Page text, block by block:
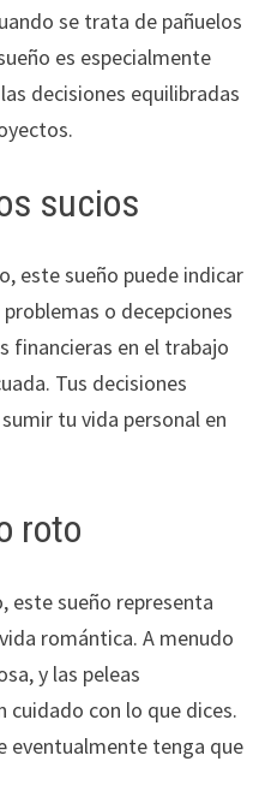
se trata de pañuelos
es especialmente
decisiones equilibradas
sucios
este sueño puede indicar
o decepciones
financieras en el trabajo
Tus decisiones
tu vida personal en
roto
este sueño representa
romántica. A menudo
y las peleas
cuidado con lo que dices.
eventualmente tenga que